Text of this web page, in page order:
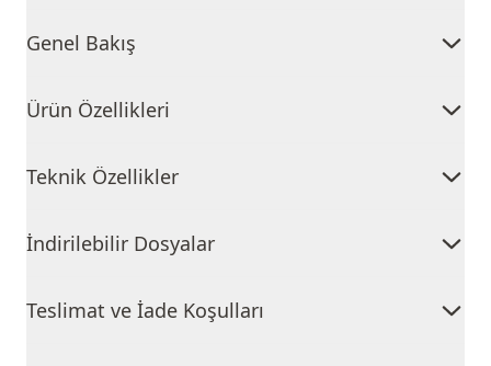
Genel Bakış
Ürün Özellikleri
Teknik Özellikler
İndirilebilir Dosyalar
Teslimat ve İade Koşulları